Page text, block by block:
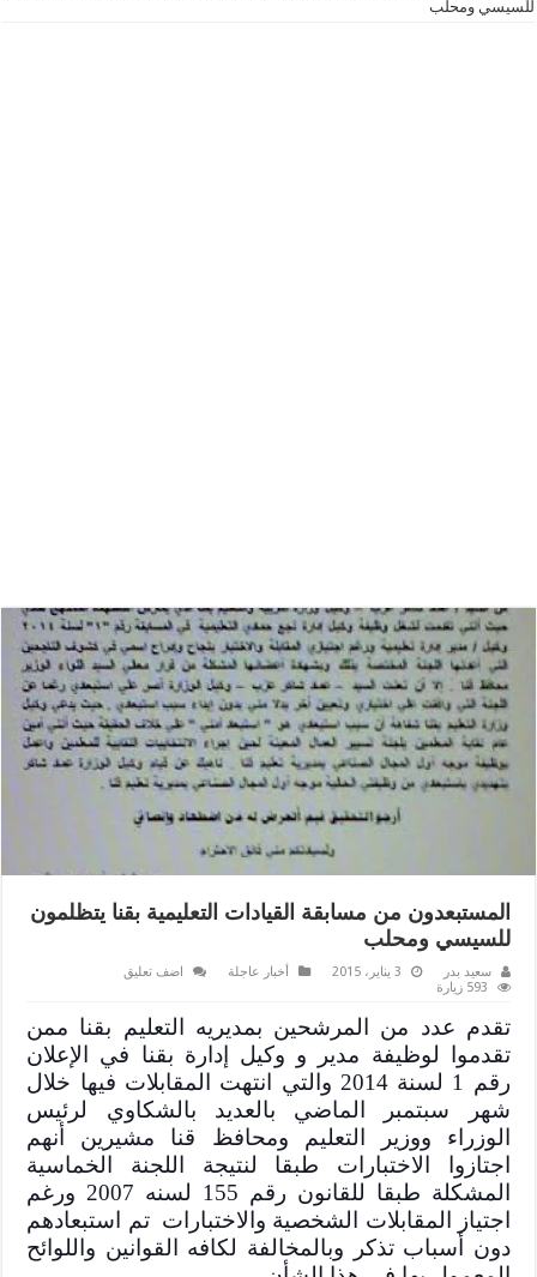
للسيسي ومحلب
المستبعدون من مسابقة القيادات التعليمية بقنا يتظلمون
للسيسي ومحلب
سعيد بدر 3 يناير، 2015 أخبار عاجلة
اضف تعليق
593 زيارة
تقدم عدد من المرشحين بمديريه التعليم بقنا ممن
تقدموا لوظيفة مدير و وكيل إدارة بقنا في الإعلان
رقم 1 لسنة 2014 والتي انتهت المقابلات فيها خلال
شهر سبتمبر الماضي بالعديد بالشكاوي لرئيس
الوزراء ووزير التعليم ومحافظ قنا مشيرين أنهم
اجتازوا الاختبارات طبقا لنتيجة اللجنة الخماسية
المشكلة طبقا للقانون رقم 155 لسنه 2007 ورغم
اجتياز المقابلات الشخصية والاختبارات تم استبعادهم
دون أسباب تذكر وبالمخالفة لكافه القوانين واللوائح